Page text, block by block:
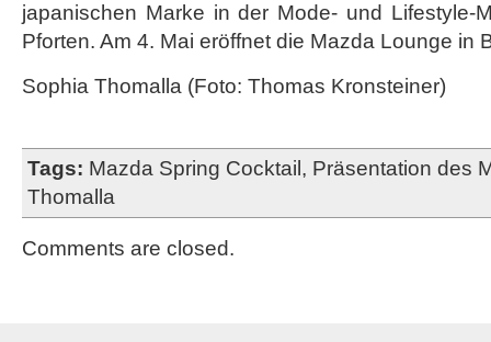
japanischen Marke in der Mode- und Lifestyle-
Pforten. Am 4. Mai eröffnet die Mazda Lounge in
Sophia Thomalla (Foto: Thomas Kronsteiner)
Tags: Mazda Spring Cocktail , Präsentation des
Thomalla
Comments are closed.